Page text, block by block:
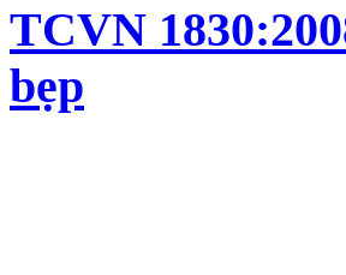
TCVN
bẹp